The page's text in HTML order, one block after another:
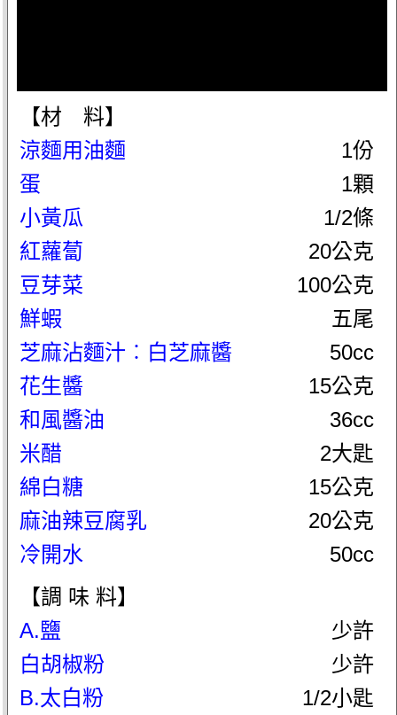
【材 料】
涼麵用油麵
1份
蛋
1顆
小黃瓜
1/2條
紅蘿蔔
20公克
豆芽菜
100公克
鮮蝦
五尾
芝麻沾麵汁︰白芝麻醬
50cc
花生醬
15公克
和風醬油
36cc
米醋
2大匙
綿白糖
15公克
麻油辣豆腐乳
20公克
冷開水
50cc
【調 味 料】
A.鹽
少許
白胡椒粉
少許
B.太白粉
1/2小匙